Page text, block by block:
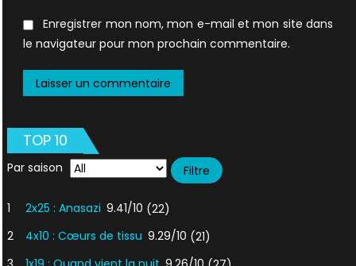
Enregistrer mon nom, mon e-mail et mon site dans
le navigateur pour mon prochain commentaire.
TOP 10
Par saison
1 2x25 : Anasazi 9.41/10 (22)
2
4x10 : Cœurs de tissu 9.29/10 (21)